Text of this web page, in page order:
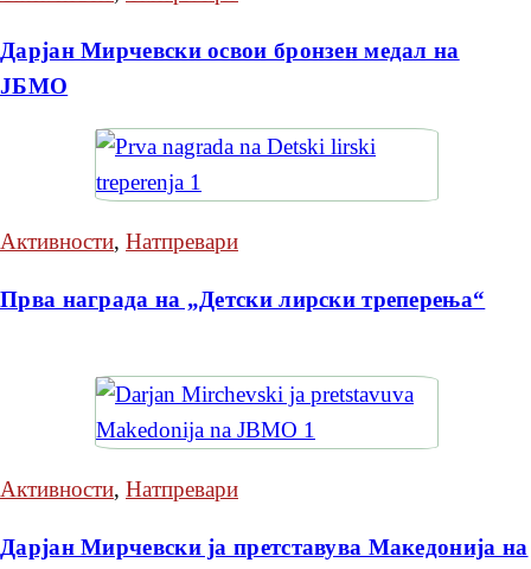
Дарјан Мирчевски освои бронзен медал на
ЈБМО
Активности, Натпревари
Прва награда на „Детски лирски треперења“
Активности, Натпревари
Дарјан Мирчевски ја претставува Македонија на